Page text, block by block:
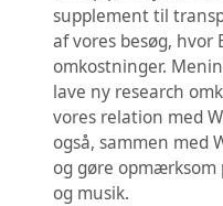
KONTAKT U-
ANSØGNING
TJEKLISTE
supplement til
af vores besøg, hvor
omkostninger.
lave ny research
vores relation med
også, sammen med
og gøre
og musik.